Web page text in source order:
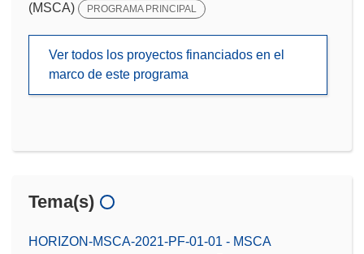
(MSCA)
PROGRAMA PRINCIPAL
Ver todos los proyectos financiados en el
marco de este programa
Tema(s)
HORIZON-MSCA-2021-PF-01-01 - MSCA